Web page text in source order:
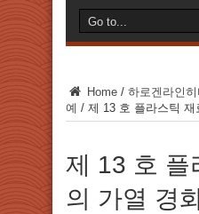
Home / 하로겐라인히
예 / 제 13 호 플라스틱
제 13 호 플
의 가열 경